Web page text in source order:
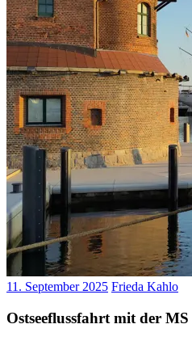
11. September 2025 Frieda Kahlo
Ostseeflussfahrt mit der